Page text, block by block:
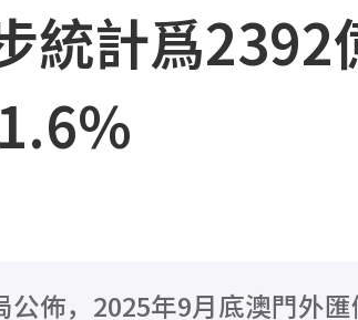
統計爲2392
公佈，2025年9月底澳門外